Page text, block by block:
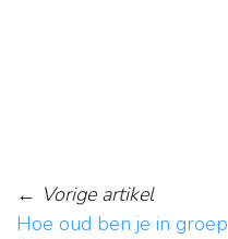
← Vorige artikel
Hoe oud ben je in groep